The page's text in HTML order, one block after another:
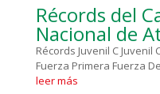
Récords del
Nacional de
Récords Juvenil C Juvenil
Fuerza Primera Fuerza
leer más